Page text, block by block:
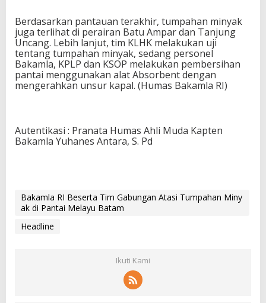
Berdasarkan pantauan terakhir, tumpahan minyak
juga terlihat di perairan Batu Ampar dan Tanjung
Uncang. Lebih lanjut, tim KLHK melakukan uji
tentang tumpahan minyak, sedang personel
Bakamla, KPLP dan KSOP melakukan pembersihan
pantai menggunakan alat Absorbent dengan
mengerahkan unsur kapal. (Humas Bakamla RI)
Autentikasi : Pranata Humas Ahli Muda Kapten
Bakamla Yuhanes Antara, S. Pd
Bakamla RI Beserta Tim Gabungan Atasi Tumpahan Miny
ak di Pantai Melayu Batam
Headline
Ikuti Kami